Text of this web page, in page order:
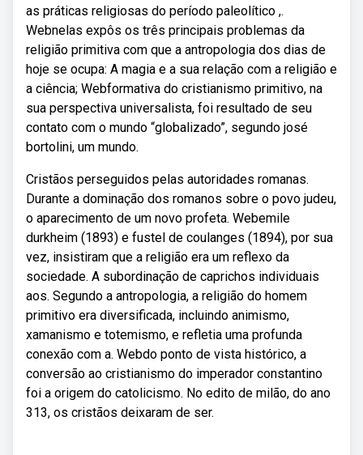
as práticas religiosas do período paleolítico ,.
Webnelas expôs os três principais problemas da
religião primitiva com que a antropologia dos dias de
hoje se ocupa: A magia e a sua relação com a religião e
a ciência; Webformativa do cristianismo primitivo, na
sua perspectiva universalista, foi resultado de seu
contato com o mundo “globalizado”, segundo josé
bortolini, um mundo.
Cristãos perseguidos pelas autoridades romanas.
Durante a dominação dos romanos sobre o povo judeu,
o aparecimento de um novo profeta. Webemile
durkheim (1893) e fustel de coulanges (1894), por sua
vez, insistiram que a religião era um reflexo da
sociedade. A subordinação de caprichos individuais
aos. Segundo a antropologia, a religião do homem
primitivo era diversificada, incluindo animismo,
xamanismo e totemismo, e refletia uma profunda
conexão com a. Webdo ponto de vista histórico, a
conversão ao cristianismo do imperador constantino
foi a origem do catolicismo. No edito de milão, do ano
313, os cristãos deixaram de ser.